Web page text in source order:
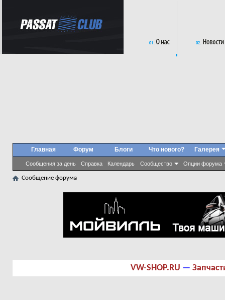
Главная Форум
Сообщения за день Справка Календарь Сообщество Опции форума
Блоги Что нового? Галерея
Сообщение форума
VW-SHOP.RU —